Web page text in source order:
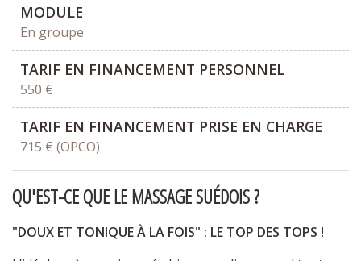
MODULE
En groupe
TARIF EN FINANCEMENT PERSONNEL
550 €
TARIF EN FINANCEMENT PRISE EN CHARGE
715 € (OPCO)
QU'EST-CE QUE LE MASSAGE SUÉDOIS ?
"DOUX ET TONIQUE À LA FOIS" : LE TOP DES TOPS !